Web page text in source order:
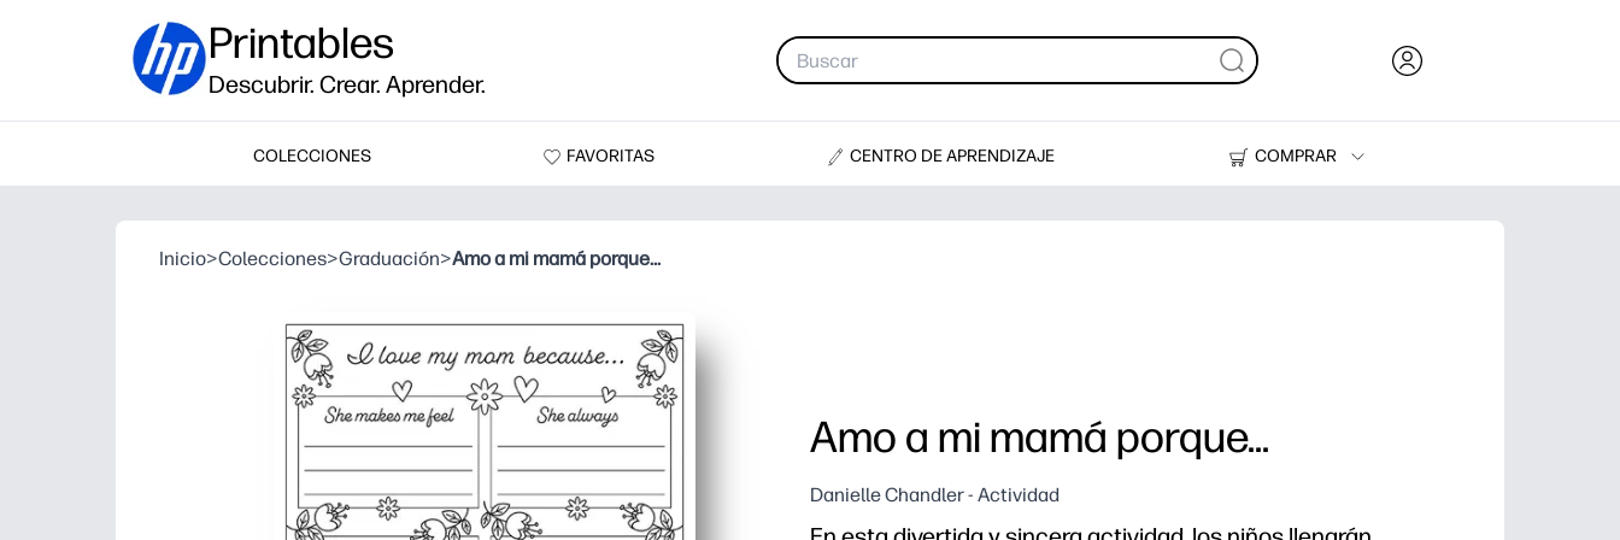
Printables
Descubrir. Crear. Aprender.
COLECCIONES FAVORITAS CENTRO DE APRENDIZAJE
COMPRAR
Impresoras
Inicio>Colecciones>Graduación>Amo a mi mamá porque...
Amo a mi mamá porque...
Danielle Chandler - Actividad